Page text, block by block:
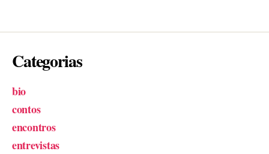
Categorias
bio
contos
encontros
entrevistas